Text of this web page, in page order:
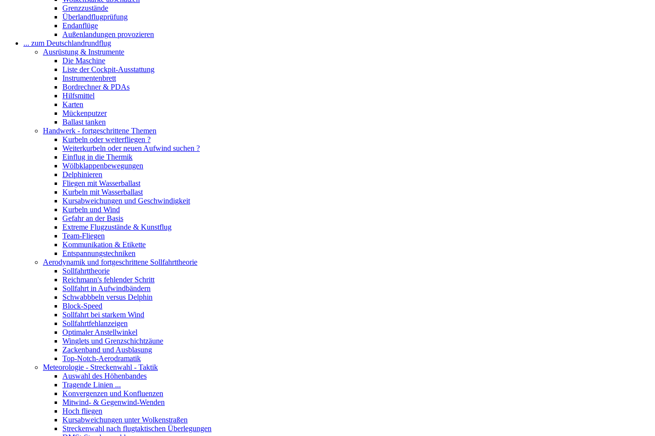
Grenzzustände
Überlandflugprüfung
Endanflüge
Außenlandungen provozieren
... zum Deutschlandrundflug
Ausrüstung & Instrumente
Die Maschine
Liste der Cockpit-Ausstattung
Instrumentenbrett
Bordrechner & PDAs
Hilfsmittel
Karten
Mückenputzer
Ballast tanken
Handwerk - fortgeschrittene Themen
Kurbeln oder weiterfliegen ?
Weiterkurbeln oder neuen Aufwind suchen ?
Einflug in die Thermik
Wölbklappenbewegungen
Delphinieren
Fliegen mit Wasserballast
Kurbeln mit Wasserballast
Kursabweichungen und Geschwindigkeit
Kurbeln und Wind
Gefahr an der Basis
Extreme Flugzustände & Kunstflug
Team-Fliegen
Kommunikation & Etikette
Entspannungstechniken
Aerodynamik und fortgeschrittene Sollfahrttheorie
Sollfahrttheorie
Reichmann's fehlender Schritt
Sollfahrt in Aufwindbändern
Schwabbbeln versus Delphin
Block-Speed
Sollfahrt bei starkem Wind
Sollfahrtfehlanzeigen
Optimaler Anstellwinkel
Winglets und Grenzschichtzäune
Zackenband und Ausblasung
Top-Notch-Aerodramatik
Meteorologie - Streckenwahl - Taktik
Auswahl des Höhenbandes
Tragende Linien ...
Konvergenzen und Konfluenzen
Mitwind- & Gegenwind-Wenden
Hoch fliegen
Kursabweichungen unter Wolkenstraßen
Streckenwahl nach flugtaktischen Überlegungen